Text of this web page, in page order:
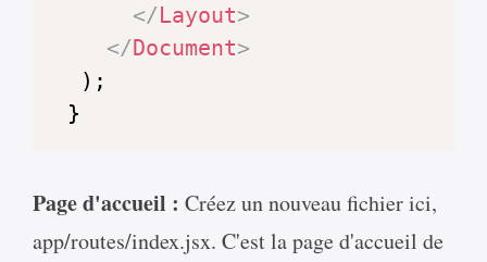
</Layout>
</Document>
}
Page d'accueil : Créez un nouveau fichier ici,
app/routes/index.jsx. C'est la page d'accueil de